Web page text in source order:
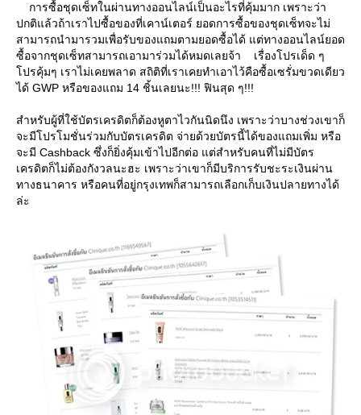
การซื้อชุดเซ็ทในผ่านทางออนไลน์เป็นอะไรที่คุ้มมาก เพราะว่า
ปกติแล้วถ้าเราไปซื้อของที่เคาน์เตอร์ ยอดการซื้อของชุดเซ็ทจะไม่
สามารถนำมารวมเพื่อรับของแถมตามยอดซื้อได้ แต่ทางออนไลน์ยอด
ซื้อจากชุดเซ็ทสามารถเอามาร่วมได้หมดเลยจ้า เรื่องโปรเด็ด ๆ
ปรคุ้มๆ เราไม่เคยพลาด สถิติที่เราเคยทำเอาไว้คือซื้อเซรั่มขวดเดียว
ได้ GWP หรือของแถม 14 ชิ้นเลยนะ!!! ฟินสุด ๆ!!!
สำหรับผู้ที่ใช้บัตรเครดิตก็ต้องหูตาไวกันนิดนึง เพราะว่าบางช่วงเขาก็
จะมีโปรโมชั่นร่วมกับบัตรเครดิต จ่ายด้วยบัตรนี้ได้ของแถมเพิ่ม หรือ
จะมี Cashback ซึ่งก็ยิ่งคุ้มเข้าไปอีกต่อ แต่สำหรับคนที่ไม่มีบัตร
เครดิตก็ไม่ต้องกังวลนะฮะ เพราะว่าเขาก็มีบริการรับชะระเงินผ่าน
ทางธนาคาร หรือคนที่อยู่กรุงเทพก็สามารถเลือกเก็บเงินปลายทางได้
ล่ะ